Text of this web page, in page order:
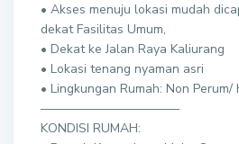
• Akses menuju lokasi mudah
dekat Fasilitas Umum,
• Dekat ke Jalan Raya Kaliurang
• Lokasi tenang nyaman asri
• Lingkungan Rumah: Non Perum/
———————————
KONDISI RUMAH: